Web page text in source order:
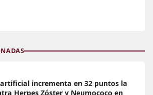
incrementa en 32 puntos la
Herpes Zóster y Neumococo en